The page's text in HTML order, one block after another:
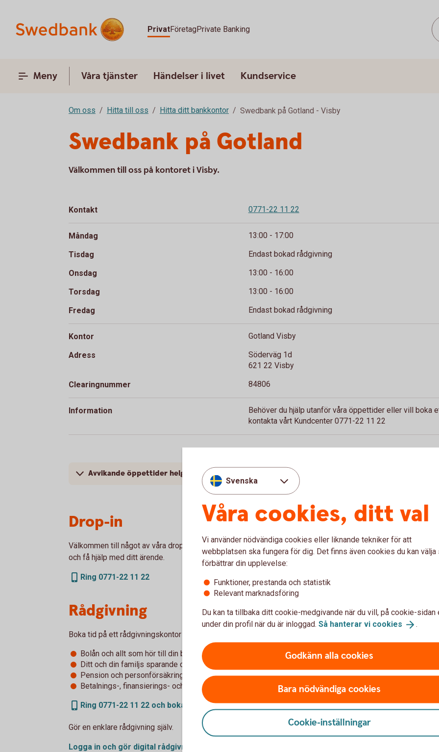
PrivatFöretagPrivate Banking
Meny Våra tjänster Händelser i livet Kundservice
Om oss Hitta till oss Hitta ditt bankkontor Swedbank på Gotland - Visby
Swedbank på Gotland
Välkommen till oss på kontoret i Visby.
Kontakt 0771-22 11 22
Måndag 13:00 - 17:00
Tisdag Endast bokad rådgivning
Onsdag 13:00 - 16:00
Torsdag 13:00 - 16:00
Fredag Endast bokad rådgivning
Kontor Gotland Visby
Adress
Söderväg 1d
621 22 Visby
Clearingnummer 84806
Information
Behöver du hjälp utanför våra öppettider eller vill boka
kontakta vårt Kundcenter 0771-22 11 22
Avvikande öppettider helgdagar
Drop-in
Välkommen till något av våra drop-in-kontor under våra öppettider. Du kan även ringa oss
och få hjälp med ditt ärende.
Ring 0771-22 11 22
Rådgivning
Boka tid på ett rådgivningskontor när du vill prata om:
Bolån och allt som hör till din boendeekonomi
Ditt och din familjs sparande och placeringar
Pension och personförsäkringar
Betalnings-, finansierings- och tjänstepensionslösningar för ditt företag
Ring 0771-22 11 22 och boka rådgivning på kontor
Gör en enklare rådgivning själv.
Logga in och gör digital rådgivning
Svenska
Våra cookies, ditt val
Vi använder nödvändiga cookies eller liknande tekniker för att
webbplatsen ska fungera för dig. Det finns även cookies du kan välja
förbättrar din upplevelse:
Funktioner, prestanda och statistik
Relevant marknadsföring
Du kan ta tillbaka ditt cookie-medgivande när du vill, på cookie-sidan
under din profil när du är inloggad. Så hanterar vi cookies .
Godkänn alla cookies
Bara nödvändiga cookies
Cookie-inställningar